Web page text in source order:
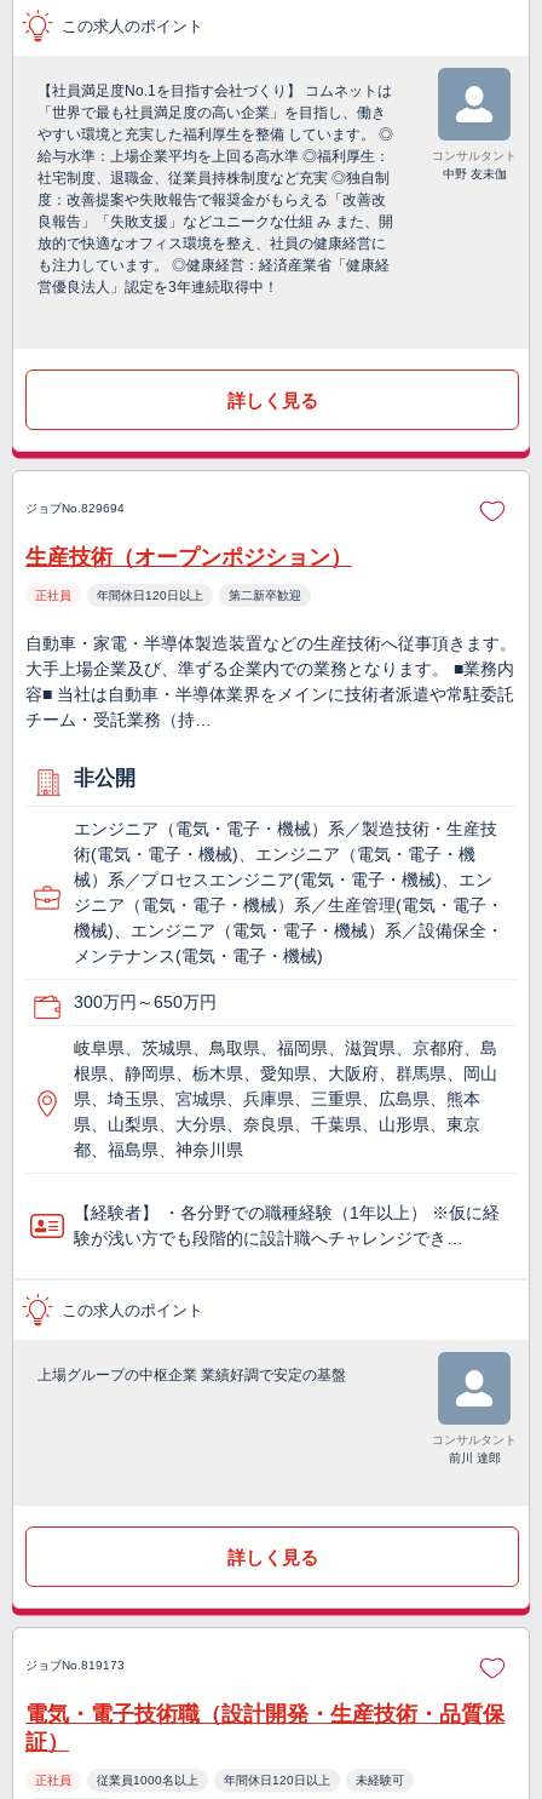
この求人のポイント
【社員満足度No.1を目指す会社づくり】 コムネットは
「世界で最も社員満足度の高い企業」を目指し、働き
やすい環境と充実した福利厚生を整備 しています。 ◎
給与水準：上場企業平均を上回る高水準 ◎福利厚生：
社宅制度、退職金、従業員持株制度など充実 ◎独自制
度：改善提案や失敗報告で報奨金がもらえる「改善改
良報告」「失敗支援」などユニークな仕組 み また、開
放的で快適なオフィス環境を整え、社員の健康経営に
も注力しています。 ◎健康経営：経済産業省「健康経
営優良法人」認定を3年連続取得中！
コンサルタント
中野 友未伽
詳しく見る
ジョブNo.829694
生産技術（オープンポジション）
正社員 年間休日120日以上 第二新卒歓迎
自動車・家電・半導体製造装置などの生産技術へ従事頂きます。
大手上場企業及び、準ずる企業内での業務となります。 ■業務内
容■ 当社は自動車・半導体業界をメインに技術者派遣や常駐委託
チーム・受託業務（持…
非公開
エンジニア（電気・電子・機械）系／製造技術・生産技
術(電気・電子・機械)、エンジニア（電気・電子・機
械）系／プロセスエンジニア(電気・電子・機械)、エン
ジニア（電気・電子・機械）系／生産管理(電気・電子・
機械)、エンジニア（電気・電子・機械）系／設備保全・
メンテナンス(電気・電子・機械)
300万円～650万円
岐阜県、茨城県、鳥取県、福岡県、滋賀県、京都府、島
根県、静岡県、栃木県、愛知県、大阪府、群馬県、岡山
県、埼玉県、宮城県、兵庫県、三重県、広島県、熊本
県、山梨県、大分県、奈良県、千葉県、山形県、東京
都、福島県、神奈川県
【経験者】 ・各分野での職種経験（1年以上） ※仮に経
験が浅い方でも段階的に設計職へチャレンジでき…
この求人のポイント
上場グループの中枢企業 業績好調で安定の基盤
コンサルタント
前川 達郎
詳しく見る
ジョブNo.819173
電気・電子技術職（設計開発・生産技術・品質保
証）
正社員 従業員1000名以上 年間休日120日以上 未経験可